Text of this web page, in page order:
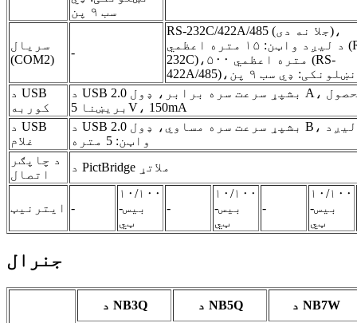
سب ۹ پن
سریال
(COM2)
-
RS-232C/422A/485 (جلا نه دی)،
د لیږد واټن: ۱۵ متره اعظمي (RS-
232C)، ۵۰۰ متره اعظمي (RS-
422A/485)،
نښلونکی: ډي سب ۹ پن
د USB
کوربه
د USB 2.0 بشپړ سرعت سره برابر، ډول A، د محصول
بریښنا 5V، 150mA
د USB
غلام
د USB 2.0 بشپړ سرعت سره مساوي، ډول B، د لیږد
واټن: 5 متره
د چاپګر
اتصال
د PictBridge ملاتړ
ایترنیټ -
۱۰/۱۰۰
بیس-
ټي
-
۱۰/۱۰۰
بیس-
ټي
-
۱۰/۱۰۰
بیس-
ټي
جنرال
د NB3Q د NB5Q د NB7W